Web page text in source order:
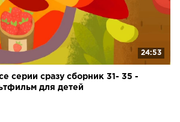
24:53
серии сразу сборник 31- 35 -
для детей